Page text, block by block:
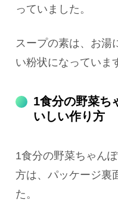
っていました。
スープの素は、お湯
い粉状になっていま
1食分の野菜
いしい作り方
1食分の野菜ちゃん
方は、パッケージ裏
た。